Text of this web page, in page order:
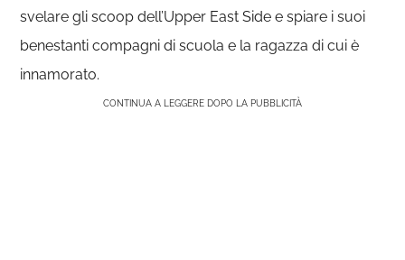
svelare gli scoop dell’Upper East Side e spiare i suoi
benestanti compagni di scuola e la ragazza di cui è
innamorato.
CONTINUA A LEGGERE DOPO LA PUBBLICITÀ